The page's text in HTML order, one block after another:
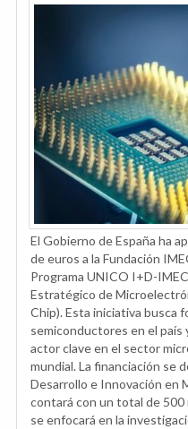
El Gobierno de España ha
de euros a la Fundación
Programa UNICO I+D-
Estratégico de
Chip). Esta iniciativa busca
semiconductores en el país
actor clave en el sector
mundial. La financiación se
Desarrollo e Innovación en
contará con un total de 500
se enfocará en la